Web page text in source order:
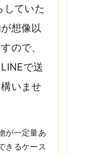
していた
想像以
ので、
で送
いませ
が一定量あ
きるケース